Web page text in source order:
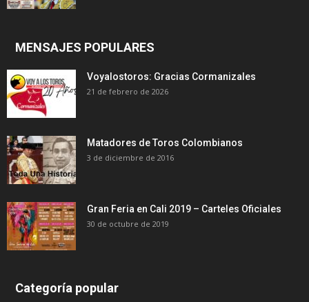
MENSAJES POPULARES
Voyalostoros: Gracias Cormanizales
21 de febrero de 2026
Matadores de Toros Colombianos
3 de diciembre de 2016
Gran Feria en Cali 2019 – Carteles Oficiales
30 de octubre de 2019
Categoría popular